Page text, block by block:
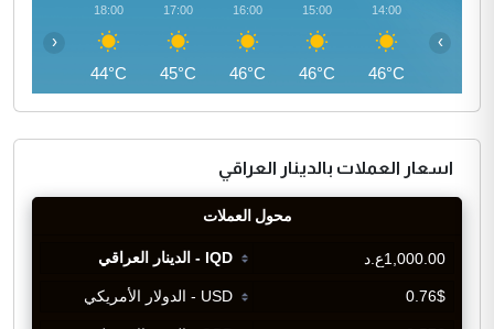
14:00
46°C
15:00
46°C
16:00
46°C
17:00
45°C
18:00
44°C
‹ ›
اسعار العملات بالدينار العراقي